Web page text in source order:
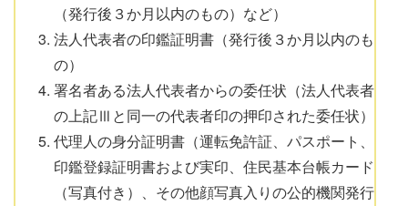
（発行後３か月以内のもの）など）
法人代表者の印鑑証明書（発行後３か月以内のも
の）
署名者ある法人代表者からの委任状（法人代表者
の上記Ⅲと同一の代表者印の押印された委任状）
代理人の身分証明書（運転免許証、パスポート、
印鑑登録証明書および実印、住民基本台帳カード
（写真付き）、その他顔写真入りの公的機関発行